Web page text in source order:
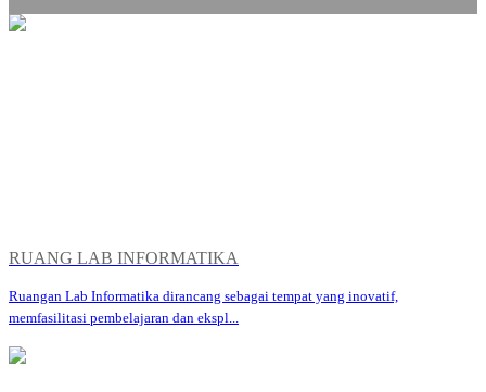
RUANG LAB INFORMATIKA
Ruangan Lab Informatika dirancang sebagai tempat yang inovatif,
memfasilitasi pembelajaran dan ekspl...